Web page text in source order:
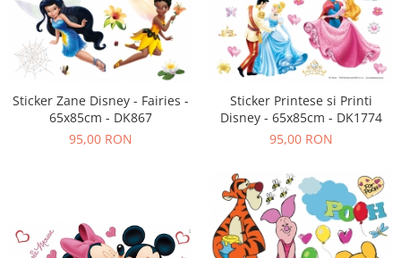
Sticker Zane Disney - Fairies -
65x85cm - DK867
95,00 RON
Sticker Printese si Printi
Disney - 65x85cm - DK1774
95,00 RON